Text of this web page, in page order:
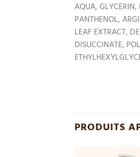
AQUA, GLYCERIN,
PANTHENOL,
LEAF EXTRACT,
DISUCCINATE,
PRODUITS